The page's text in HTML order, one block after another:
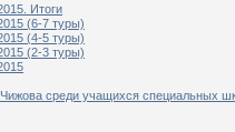
Итоги
(6-7 туры)
(4-5 туры)
(2-3 туры)
среди учащихся специальных